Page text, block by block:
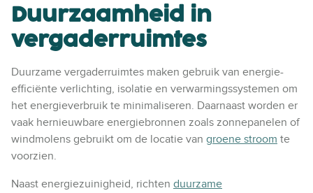
Duurzaamheid in
vergaderruimtes
Duurzame vergaderruimtes maken gebruik van energie-
efficiënte verlichting, isolatie en verwarmingssystemen om
het energieverbruik te minimaliseren. Daarnaast worden er
vaak hernieuwbare energiebronnen zoals zonnepanelen of
windmolens gebruikt om de locatie van groene stroom te
voorzien.
Naast energiezuinigheid, richten duurzame